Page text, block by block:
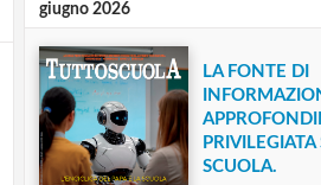
giugno 2026
LA FONTE DI
PRIVILEGIATA
SCUOLA.